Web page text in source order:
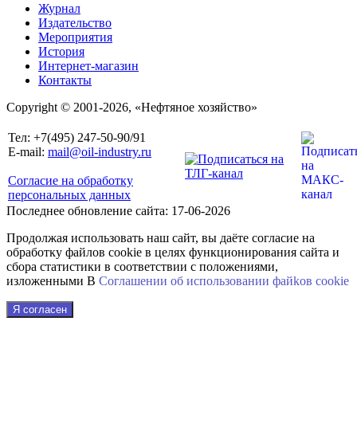
Журнал
Издательство
Мероприятия
История
Интернет-магазин
Контакты
Copyright © 2001-2026, «Нефтяное хозяйство»
Тел: +7(495) 247-50-90/91
E-mail: mail@oil-industry.ru
Согласие на обработку
персональных данных
Последнее обновление сайта: 17-06-2026
Продолжая использовать наш сайт, вы даёте согласие на
обработку файлов cookie в целях функционирования сайта и
сбора статистики в соответствии с положениями,
изложенными В Соглашении об использовании файkов cookie
Я согласен